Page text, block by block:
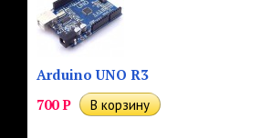
Arduino UNO R3
700Р